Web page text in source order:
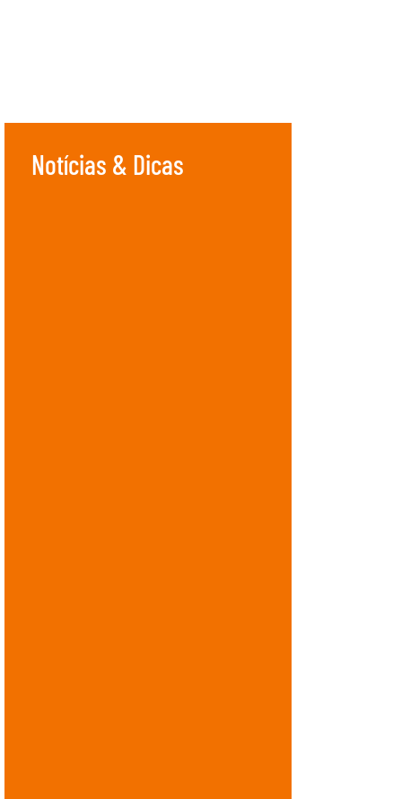
Notícias & Dicas